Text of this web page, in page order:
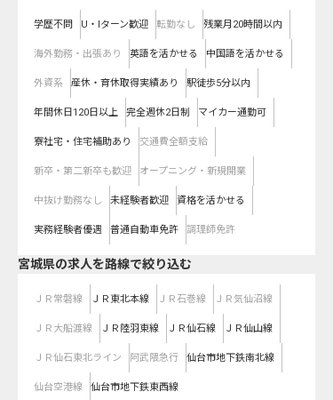
学歴不問 U・Iターン歓迎 転勤なし 残業月20時間以内
海外勤務・出張あり 英語を活かせる 中国語を活かせる
外資系 産休・育休取得実績あり 駅徒歩5分以内
年間休日120日以上 完全週休2日制 マイカー通勤可
寮社宅・住宅補助あり 交通費全額支給
新卒・第二新卒も歓迎 オープニング・新規開業
中抜け勤務なし 未経験者歓迎 資格を活かせる
実務経験者優遇 普通自動車免許 調理師免許
宮城県の求人を路線で絞り込む
ＪＲ常磐線 ＪＲ東北本線 ＪＲ石巻線 ＪＲ気仙沼線
ＪＲ大船渡線 ＪＲ陸羽東線 ＪＲ仙石線 ＪＲ仙山線
ＪＲ仙石東北ライン 阿武隈急行 仙台市地下鉄南北線
仙台空港線 仙台市地下鉄東西線